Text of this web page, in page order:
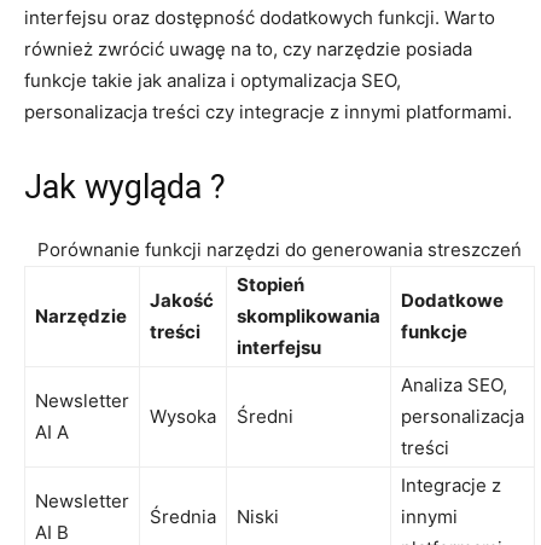
interfejsu oraz dostępność ⁢dodatkowych ⁢funkcji. ‌Warto
również ⁢zwrócić uwagę​ na ⁣to, czy narzędzie posiada
funkcje takie jak ‌analiza⁢ i⁣ optymalizacja⁤ SEO,
personalizacja treści czy integracje z innymi platformami.
Jak wygląda ?
Porównanie funkcji narzędzi‌ do generowania⁢ streszczeń
Narzędzie
Jakość
treści
Stopień
skomplikowania
⁤interfejsu
Dodatkowe
funkcje
Newsletter‍
AI A
Wysoka Średni
Analiza SEO,
personalizacja
treści
Newsletter
AI B
Średnia Niski
Integracje ⁣z ​
innymi